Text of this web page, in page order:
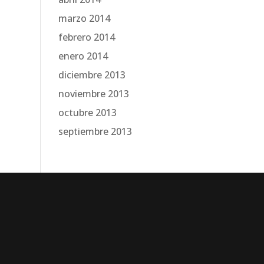
marzo 2014
febrero 2014
enero 2014
diciembre 2013
noviembre 2013
octubre 2013
septiembre 2013